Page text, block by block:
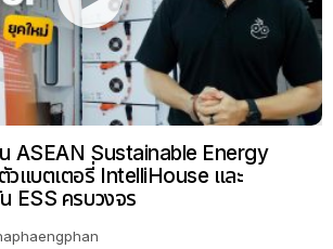
ASEAN Sustainable Energy
แบตเตอรี่ IntelliHouse และ
ESS ครบวงจร